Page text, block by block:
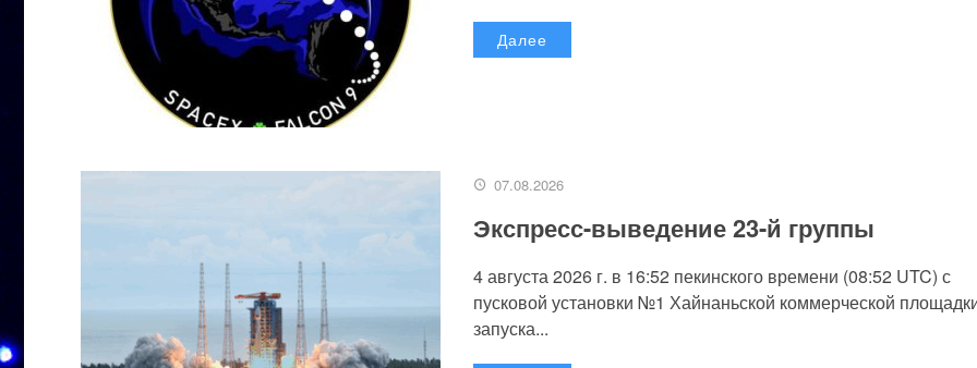
Далее
07.08.2026
Экспресс-выведение 23-й группы
4 августа 2026 г. в 16:52 пекинского времени (08:52 UTC) с
пусковой установки №1 Хайнаньской коммерческой
запуска...